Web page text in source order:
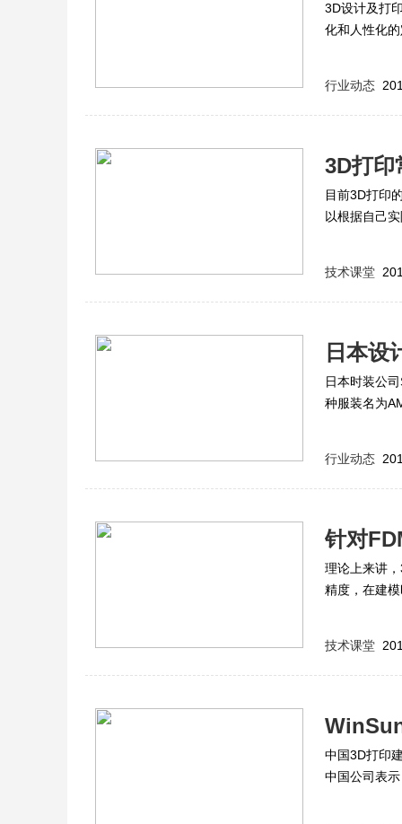
3D设计及打
化和人性化
行业动态
3D打印
目前3D打印
以根据自己
技术课堂
日本设
日本时装公
种服装名为
行业动态
针对
理论上来讲
精度，在建
技术课堂
术专家
中国3D打印
中国公司表